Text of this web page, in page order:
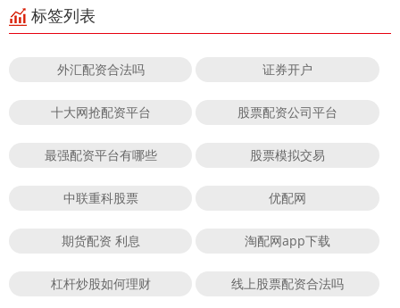
标签列表
外汇配资合法吗 证券开户
十大网抢配资平台 股票配资公司平台
最强配资平台有哪些 股票模拟交易
中联重科股票 优配网
期货配资 利息 淘配网app下载
杠杆炒股如何理财 线上股票配资合法吗